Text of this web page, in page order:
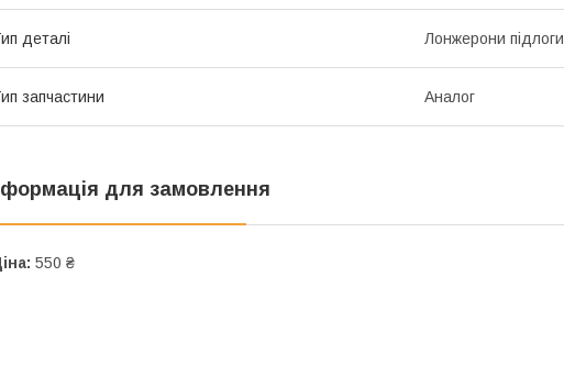
деталі Лонжерони підлоги
запчастини Аналог
для замовлення
550 ₴